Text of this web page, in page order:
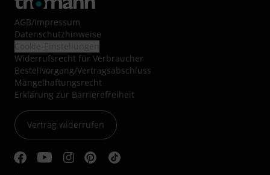
AGB/Impressum
Datenschutzhinweise
Widerrufsrecht für Verbraucher
Bestellvorgang/Vertragsabschluss
Mängelhaftungsrecht
Erklärung zur Barrierefreiheit
Vertrag widerrufen